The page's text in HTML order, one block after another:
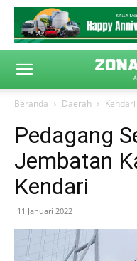
Beranda Daerah Kendari
Pedagang
Jembatan
Kendari
11 Januari 2022